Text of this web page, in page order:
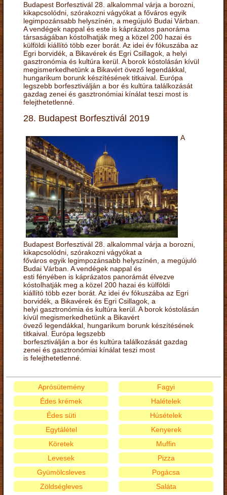
Budapest Borfesztivál 28. alkalommal várja a borozni,
kikapcsolódni, szórakozni vágyókat a főváros egyik
legimpozánsabb helyszínén, a megújuló Budai Várban.
A vendégek nappal és este is káprázatos panoráma
társaságában kóstolhatják meg a közel 200 hazai és
külföldi kiállító több ezer borát. Az idei év fókuszába az
Egri borvidék, a Bikavérek és Egri Csillagok, a helyi
gasztronómia és kultúra kerül. A borok kóstolásán kívül
megismerkedhetünk a Bikavért övező legendákkal,
hungarikum borunk készítésének titkaival. Európa
legszebb borfesztiválján a bor és kultúra találkozását
gazdag zenei és gasztronómiai kínálat teszi most is
felejthetetlenné.
28. Budapest Borfesztivál 2019
A
Budapest Borfesztivál 28. alkalommal várja a borozni,
kikapcsolódni, szórakozni vágyókat a
főváros egyik legimpozánsabb helyszínén, a megújuló
Budai Várban. A vendégek nappal és
esti fényében is káprázatos panorámát élvezve
kóstolhatják meg a közel 200 hazai és külföldi
kiállító több ezer borát. Az idei év fókuszába az Egri
borvidék, a Bikavérek és Egri Csillagok, a
helyi gasztronómia és kultúra kerül. A borok kóstolásán
kívül megismerkedhetünk a Bikavért
övező legendákkal, hungarikum borunk készítésének
titkaival. Európa legszebb
borfesztiválján a bor és kultúra találkozását gazdag
zenei és gasztronómiai kínálat teszi most
is felejthetetlenné.
Aprósütemény
Édes krémek
Édes süti
Egytálétel
Fagyi
Halételek
Húsételek
Kenyerek
Köretek
Levesek
Gyümölcsleves
Zöldségleves
Muffin
Pizza
Pogácsa
Saláta